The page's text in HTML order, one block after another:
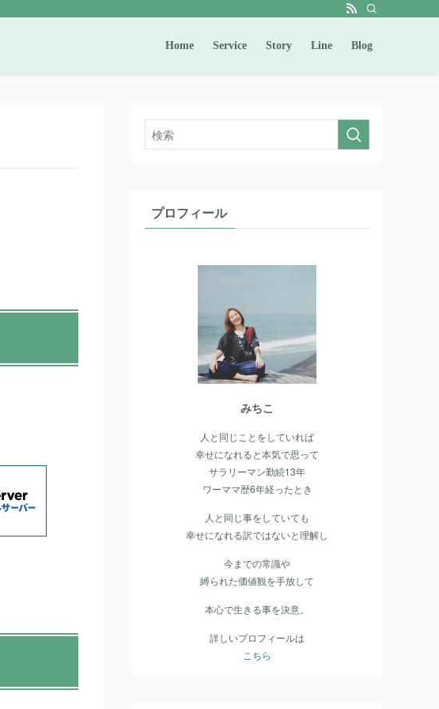
Home Service Story Line Blog
プロフィール
みちこ
人と同じことをしていれば
幸せになれると本気で思って
サラリーマン勤続13年
ワーママ歴6年経ったとき
人と同じ事をしていても
幸せになれる訳ではないと理解し
今までの常識や
縛られた価値観を手放して
本心で生きる事を決意。
詳しいプロフィールは
こちら